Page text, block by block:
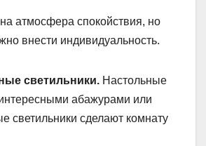
атмосфера спокойствия, но
внести индивидуальность.
светильники. Настольные
абажурами или
светильники сделают комнату